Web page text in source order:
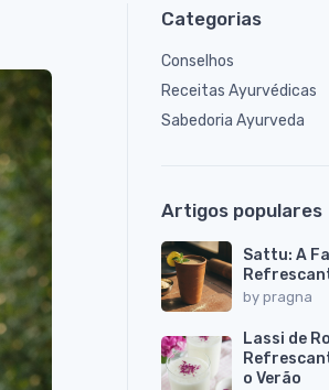
Categorias
Conselhos
Receitas Ayurvédicas
Sabedoria Ayurveda
Artigos populares
Sattu: A
by pragna
Lassi de
o Verão